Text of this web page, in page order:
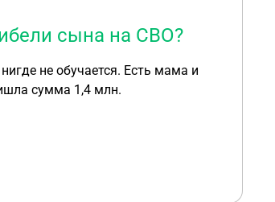
сына на СВО?
не обучается. Есть мама и
сумма 1,4 млн.